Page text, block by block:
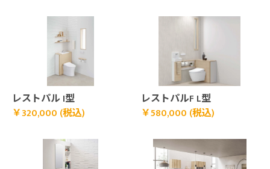
レストパル I型
￥320,000 (税込)
￥320,000 (税込)">
レストパルF L型
￥580,000 (税込)
￥580,000 (税込)">